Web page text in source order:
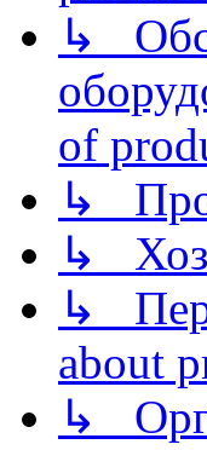
↳
of
↳
↳
↳
about
↳